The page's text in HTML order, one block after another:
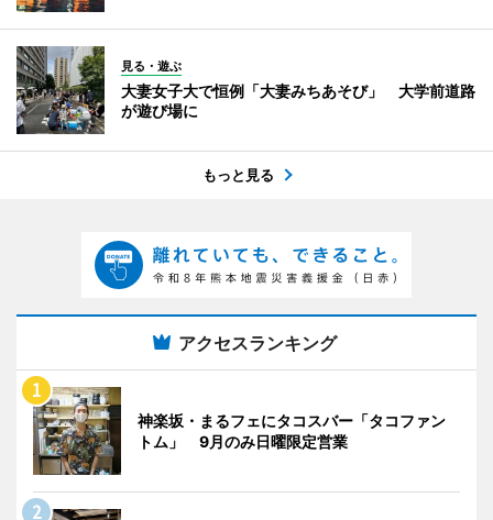
見る・遊ぶ
大妻女子大で恒例「大妻みちあそび」 大学前道路
が遊び場に
もっと見る
アクセスランキング
神楽坂・まるフェにタコスバー「タコファン
トム」 9月のみ日曜限定営業